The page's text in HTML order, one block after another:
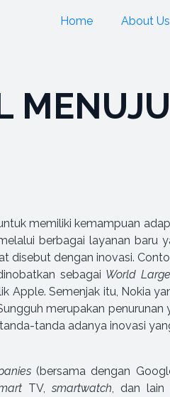
Home About Us
memiliki kemampuan
berbagai layanan baru
dengan inovasi.
sebagai World
Apple. Semenjak itu, Nokia
merupakan
tanda adanya inovasi
(bersama dengan
TV,smartwatch, dan lain